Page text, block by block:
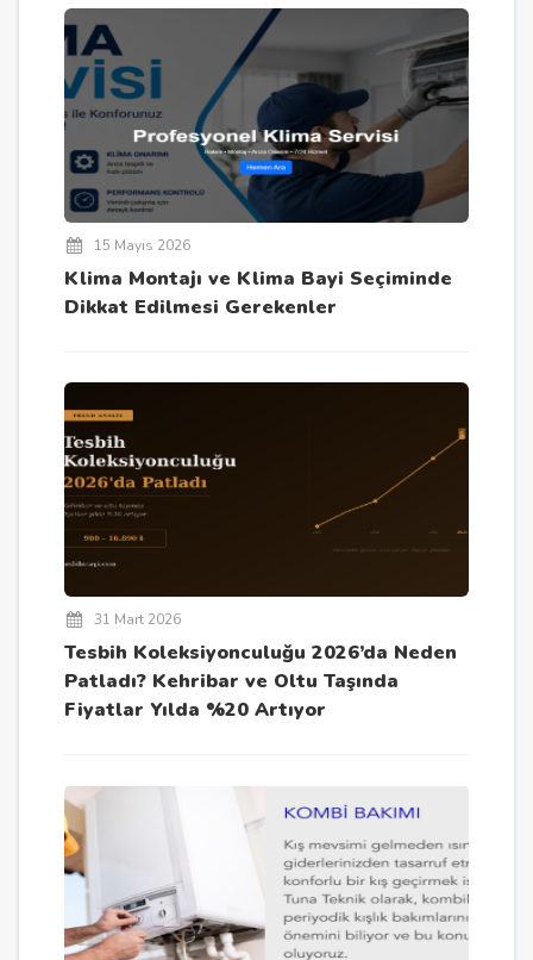
15 Mayıs 2026
Klima Montajı ve Klima Bayi Seçiminde
Dikkat Edilmesi Gerekenler
31 Mart 2026
Tesbih Koleksiyonculuğu 2026’da Neden
Patladı? Kehribar ve Oltu Taşında
Fiyatlar Yılda %20 Artıyor